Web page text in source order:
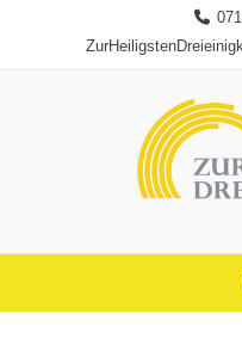
content